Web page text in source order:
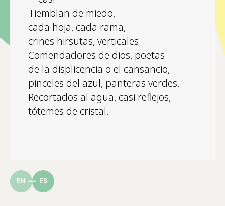
Tiemblan de miedo,
cada hoja, cada rama,
crines hirsutas, verticales.
Comendadores de dios, poetas
de la displicencia o el cansancio,
pinceles del azul, panteras verdes.
Recortados al agua, casi reflejos,
tótemes de cristal.
EN ES